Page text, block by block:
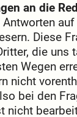
an die
Diese
die uns
Wegen
nicht
bei den
nicht